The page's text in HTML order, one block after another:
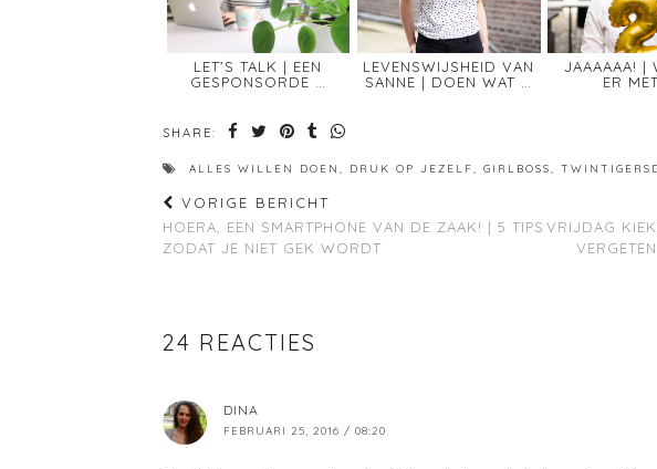
LET’S TALK | EEN
GESPONSORDE …
LEVENSWIJSHEID VAN
SANNE | DOEN WAT …
JAAAAAA! |
ER
SHARE:
ALLES WILLEN DOEN , DRUK OP JEZELF, GIRLBOSS,
VORIGE BERICHT
HOERA, EEN SMARTPHONE VAN DE ZAAK! | 5 TIPS
ZODAT JE NIET GEK WORDT
VRIJDAG
24 REACTIES
DINA
FEBRUARI 25, 2016 / 08:20